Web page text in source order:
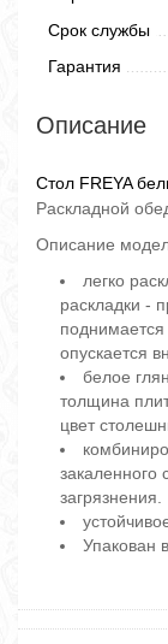
Срок службы
Гарантия
Описание
Стол FREYA
Раскладной
Описание
легко
раскладки -
поднимается
опускается
белое
толщина
цвет
закаленного
загрязнения.
Упакован